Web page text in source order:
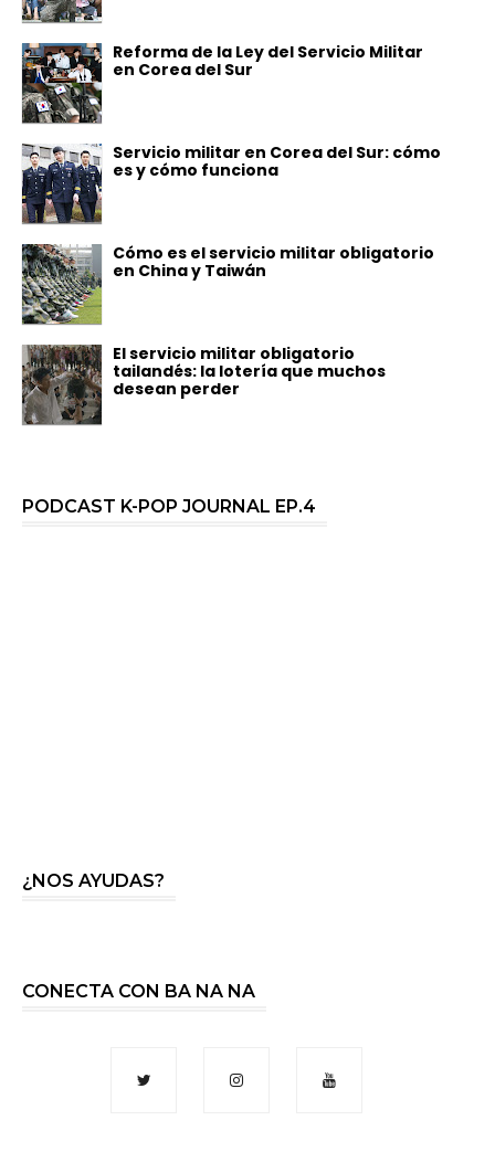
Reforma de la Ley del Servicio Militar
en Corea del Sur
Servicio militar en Corea del Sur: cómo
es y cómo funciona
Cómo es el servicio militar obligatorio
en China y Taiwán
El servicio militar obligatorio
tailandés: la lotería que muchos
desean perder
PODCAST K-POP JOURNAL EP.4
¿NOS AYUDAS?
CONECTA CON BA NA NA